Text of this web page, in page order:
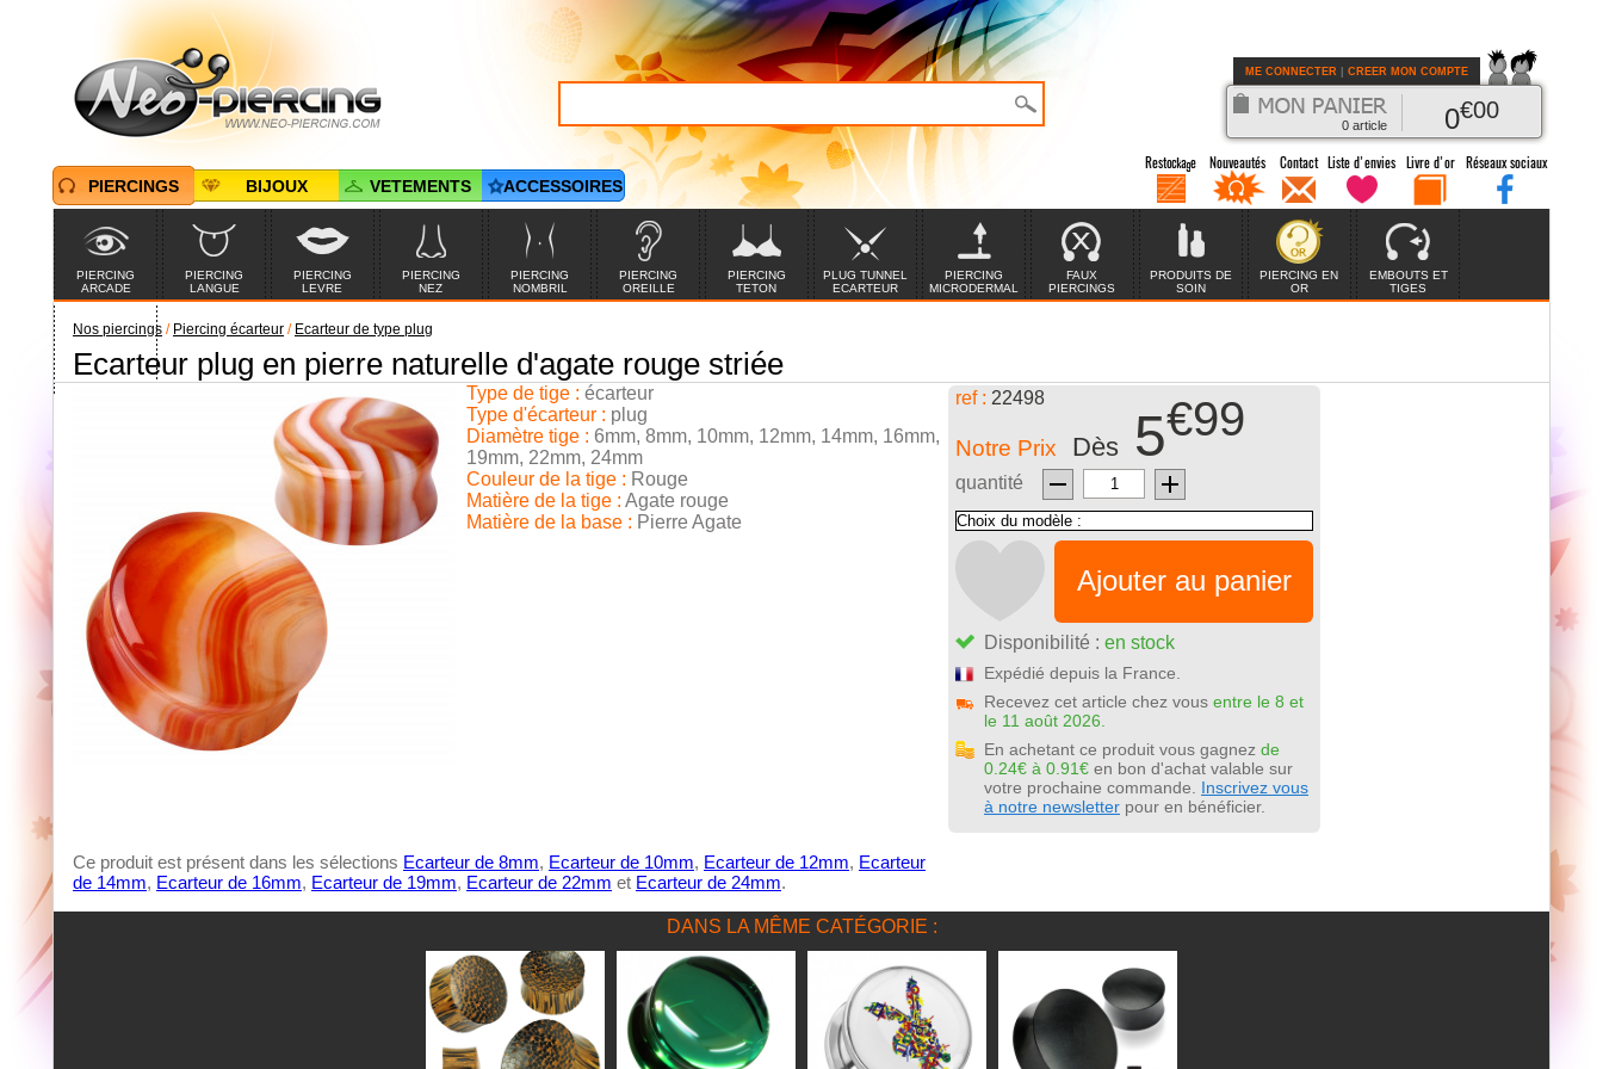
0 article 0€00
ME CONNECTER CREER MON COMPTE
PIERCINGS
PIERCING
ARCADE
PIERCING
LANGUE
PIERCING
LEVRE
PIERCING
NEZ
PIERCING
NOMBRIL
PIERCING
OREILLE
PIERCING
TETON
PLUG TUNNEL
ECARTEUR
PIERCING
MICRODERMAL
FAUX
PIERCINGS
PRODUITS DE
SOIN
PIERCING EN
OR
EMBOUTS ET
TIGES
PIERCINGS EN
PROMOTION
BIJOUX VETEMENTS ACCESSOIRES
Nos piercings / Piercing écarteur / Ecarteur de type plug
Ecarteur plug en pierre naturelle d'agate rouge striée
ref : 22498
Notre Prix Dès 5€99
quantité
Ajouter au panier
Disponibilité : en stock
Expédié depuis la France.
Recevez cet article chez vous entre le 8 et
le 11 août 2026.
En achetant ce produit vous gagnez de
0.24€ à 0.91€ en bon d'achat valable sur
votre prochaine commande. Inscrivez vous
à notre newsletter pour en bénéficier.
Type de tige : écarteur
Type d'écarteur : plug
Diamètre tige : 6mm, 8mm, 10mm, 12mm, 14mm, 16mm,
19mm, 22mm, 24mm
Couleur de la tige : Rouge
Matière de la tige : Agate rouge
Matière de la base : Pierre Agate
Ce produit est présent dans les sélections Ecarteur de 8mm, Ecarteur de 10mm, Ecarteur de 12mm, Ecarteur
de 14mm, Ecarteur de 16mm, Ecarteur de 19mm, Ecarteur de 22mm et Ecarteur de 24mm.
DANS LA MÊME CATÉGORIE :